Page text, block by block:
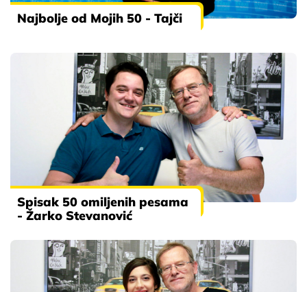
Najbolje od Mojih 50 - Tajči
Spisak 50 omiljenih pesama
- Žarko Stevanović